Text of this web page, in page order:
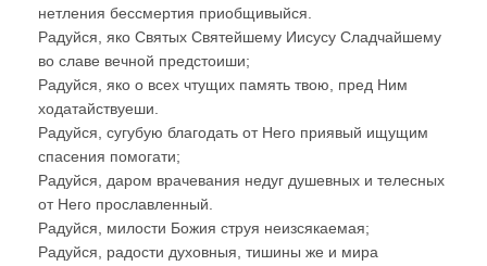
нетления бессмертия приобщивыйся.
Радуйся, яко Святых Святейшему Иисусу Сладчайшему
во славе вечной предстоиши;
Радуйся, яко о всех чтущих память твою, пред Ним
ходатайствуеши.
Радуйся, сугубую благодать от Него приявый ищущим
спасения помогати;
Радуйся, даром врачевания недуг душевных и телесных
от Него прославленный.
Радуйся, милости Божия струя неизсякаемая;
Радуйся, радости духовныя, тишины же и мира